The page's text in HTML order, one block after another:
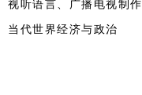
视听语言、广播电视制作
当代世界经济与政治